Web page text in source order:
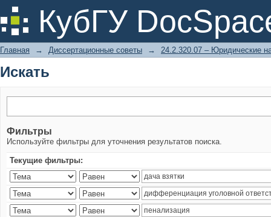
КубГУ
Искать
Главная → Диссертационные советы → 24.2.320.07 – Юридические
Искать
Фильтры
Используйте фильтры для уточнения результатов поиска.
Текущие фильтры: